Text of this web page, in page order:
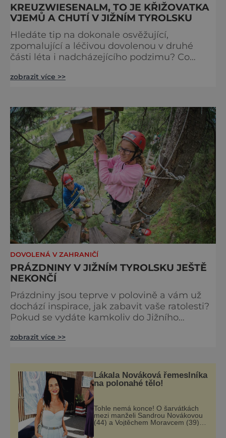
KREUZWIESENALM, TO JE KŘIŽOVATKA
VJEMŮ A CHUTÍ V JIŽNÍM TYROLSKU
Hledáte tip na dokonale osvěžující,
zpomalující a léčivou dovolenou v druhé
části léta i nadcházejícího podzimu? Co
s vybranými gastronomickými zážitky…
Lüsner Alm blízko Brixenu v Jižním Tyrolsku.
Kdo ji někdy navštívil, považuje ji za
krajinářské dílo. Výhledy na okolní svahy
Dolomit,
zobrazit více >>
DOVOLENÁ V ZAHRANIČÍ
PRÁZDNINY V JIŽNÍM TYROLSKU JEŠTĚ
NEKONČÍ
Prázdniny jsou teprve v polovině a vám už
dochází inspirace, jak zabavit vaše ratolesti?
Pokud se vydáte kamkoliv do Jižního
naši bohatou nabídku míst, kam je vzít, kde
Vchod je hnedle vedle horní stanice lanovky
Monte Elmo. S nádhernými výhledy na Sesto
a oko
zobrazit více >>
Lákala Nováková řemeslníka
na polonahé tělo!
Tohle nemá konce! O šarvátkách
mezi manželi Sandrou Novákovou
(44) a Vojtěchem Moravcem (39)